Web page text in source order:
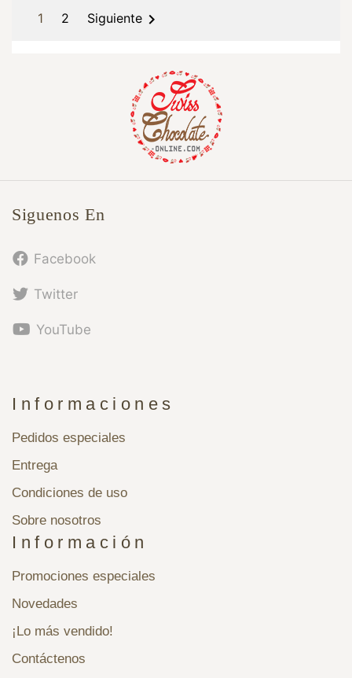
1 2 Siguiente 
Siguenos En
Facebook
Twitter
YouTube
Informaciones
Pedidos especiales
Entrega
Condiciones de uso
Sobre nosotros
Información
Promociones especiales
Novedades
¡Lo más vendido!
Contáctenos